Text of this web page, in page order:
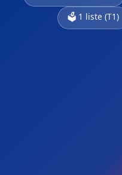
🗳️ 1 liste (T1)